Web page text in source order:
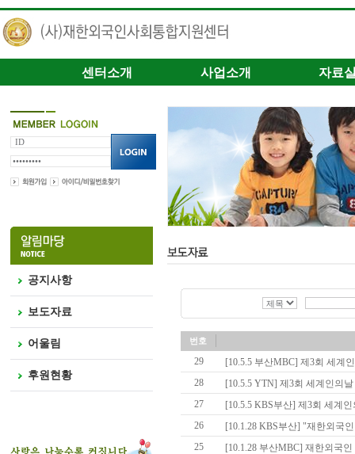
센터소개 사업소개 자료
공지사항
보도자료
어울림
후원현황
번호
29
[10.5.5 부산MBC] 제3회 세계
28
[10.5.5 YTN] 제3회 세계인의
27
[10.5.5 KBS부산] 제3회 세계
26
[10.1.28 KBS부산] "재한외국
25
[10.1.28 부산MBC] 재한외국